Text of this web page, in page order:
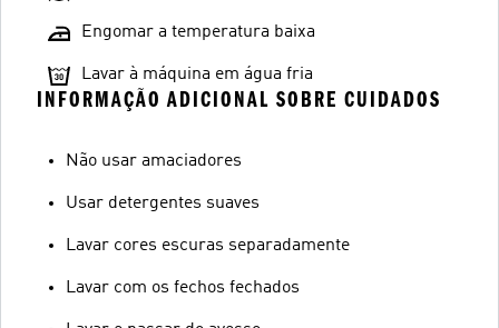
Engomar a temperatura baixa
Lavar à máquina em água fria
INFORMAÇÃO ADICIONAL SOBRE CUIDADOS
Não usar amaciadores
Usar detergentes suaves
Lavar cores escuras separadamente
Lavar com os fechos fechados